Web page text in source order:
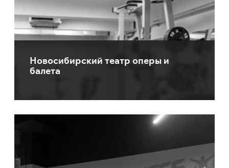
Новосибирский театр оперы и
балета